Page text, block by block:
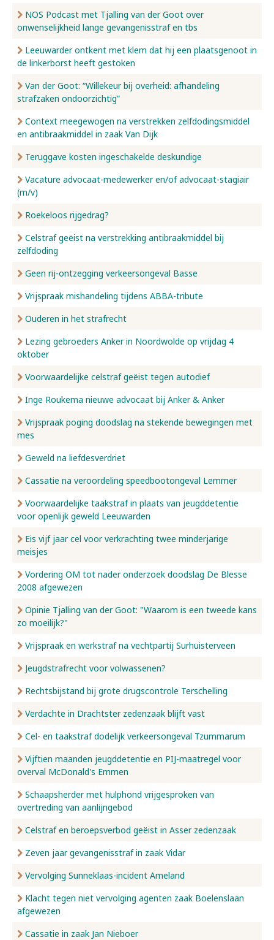
NOS Podcast met Tjalling van der Goot over
onwenselijkheid lange gevangenisstraf en tbs
Leeuwarder ontkent met klem dat hij een plaatsgenoot in
de linkerborst heeft gestoken
Van der Goot: “Willekeur bij overheid: afhandeling
strafzaken ondoorzichtig”
Context meegewogen na verstrekken zelfdodingsmiddel
en antibraakmiddel in zaak Van Dijk
Teruggave kosten ingeschakelde deskundige
Vacature advocaat-medewerker en/of advocaat-stagiair
(m/v)
Roekeloos rijgedrag?
Celstraf geëist na verstrekking antibraakmiddel bij
zelfdoding
Geen rij-ontzegging verkeersongeval Basse
Vrijspraak mishandeling tijdens ABBA-tribute
Ouderen in het strafrecht
Lezing gebroeders Anker in Noordwolde op vrijdag 4
oktober
Voorwaardelijke celstraf geëist tegen autodief
Inge Roukema nieuwe advocaat bij Anker & Anker
Vrijspraak poging doodslag na stekende bewegingen met
mes
Geweld na liefdesverdriet
Cassatie na veroordeling speedbootongeval Lemmer
Voorwaardelijke taakstraf in plaats van jeugddetentie
voor openlijk geweld Leeuwarden
Eis vijf jaar cel voor verkrachting twee minderjarige
meisjes
Vordering OM tot nader onderzoek doodslag De Blesse
2008 afgewezen
Opinie Tjalling van der Goot: "Waarom is een tweede kans
zo moeilijk?"
Vrijspraak en werkstraf na vechtpartij Surhuisterveen
Jeugdstrafrecht voor volwassenen?
Rechtsbijstand bij grote drugscontrole Terschelling
Verdachte in Drachtster zedenzaak blijft vast
Cel- en taakstraf dodelijk verkeersongeval Tzummarum
Vijftien maanden jeugddetentie en PIJ-maatregel voor
overval McDonald's Emmen
Schaapsherder met hulphond vrijgesproken van
overtreding van aanlijngebod
Celstraf en beroepsverbod geëist in Asser zedenzaak
Zeven jaar gevangenisstraf in zaak Vidar
Vervolging Sunneklaas-incident Ameland
Klacht tegen niet vervolging agenten zaak Boelenslaan
afgewezen
Cassatie in zaak Jan Nieboer